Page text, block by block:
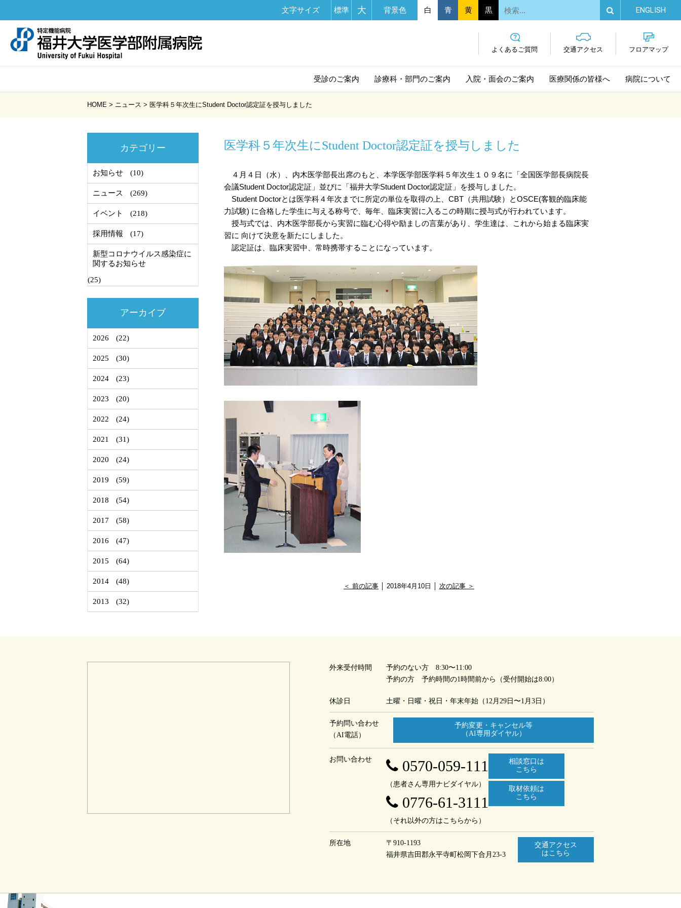
文字サイズ 標準 大 背景色 白 青 黄 黒 ENGLISH
よくあるご質問 交通アクセス フロアマップ
受診のご案内 診療科・部門のご案内 入院・面会のご案内 医療関係の皆様へ 病院について
HOME > ニュース > 医学科５年次生にStudent Doctor認定証を授与しました
医学科５年次生にStudent Doctor認定証を授与しました
４月４日（水）、内木医学部長出席のもと、本学医学部医学科５年次生１０９名に「全国医学部長病院長
会議Student Doctor認定証」並びに「福井大学Student Doctor認定証」を授与しました。
Student Doctorとは医学科４年次までに所定の単位を取得の上、CBT（共用試験）とOSCE(客観的臨床能
力試験) に合格した学生に与える称号で、毎年、臨床実習に入るこの時期に授与式が行われています。
授与式では、内木医学部長から実習に臨む心得や励ましの言葉があり、学生達は、これから始まる臨床実
習に 向けて決意を新たにしました。
認定証は、臨床実習中、常時携帯することになっています。
＜ 前の記事 │ 2018年4月10日 │ 次の記事 ＞
カテゴリー
お知らせ (10)
ニュース (269)
イベント (218)
採用情報 (17)
新型コロナウイルス感染症に
関するお知らせ
(25)
アーカイブ
2026 (22)
2025 (30)
2024 (23)
2023 (20)
2022 (24)
2021 (31)
2020 (24)
2019 (59)
2018 (54)
2017 (58)
2016 (47)
2015 (64)
2014 (48)
2013 (32)
外来受付時間
予約のない方 8:30〜11:00
予約の方 予約時間の1時間前から（受付開始は8:00）
休診日 土曜・日曜・祝日・ 年末年始（12月29日〜1月3日）
予約問い合わせ
（AI電話）
予約変更・キャンセル等
（AI専用ダイヤル）
お問い合わせ 0570-059-111
（患者さん専用ナビダイヤル）
0776-61-3111
（それ以外の方はこちらから）
相談窓口は
こちら
取材依頼は
こちら
所在地
〒910-1193
福井県吉田郡永平寺町 松岡下合月23-3
交通アクセス
はこちら